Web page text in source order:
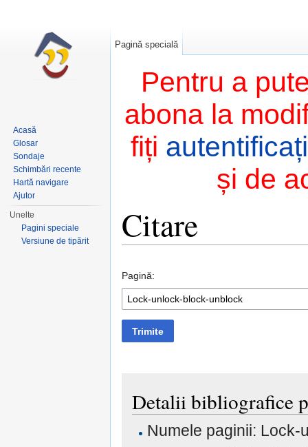
Pentru a
abona la
fiți autentificați
și de
Citare
Pagină:
Trimite
Detalii bibliografice
Numele paginii:
Pagină specială
Acasă
Glosar
Sondaje
Schimbări recente
Hartă navigare
Ajutor
Unelte
Pagini speciale
Versiune de tipărit